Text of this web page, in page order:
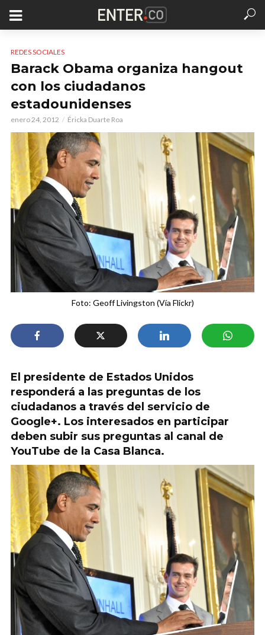
REDES SOCIALES
Barack Obama organiza hangout
con los ciudadanos
estadounidenses
enero 24, 2012 Éricka Duarte Roa
Foto: Geoff Livingston (Vía Flickr)
El presidente de Estados Unidos
responderá a las preguntas de los
ciudadanos a través del servicio de
Google+. Los interesados en participar
deben subir sus preguntas al canal de
YouTube de la Casa Blanca.